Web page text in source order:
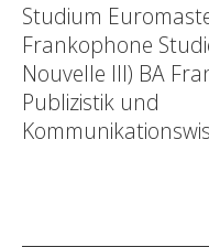
Studium
Frankophone
Nouvelle III) BA
Publizistik und